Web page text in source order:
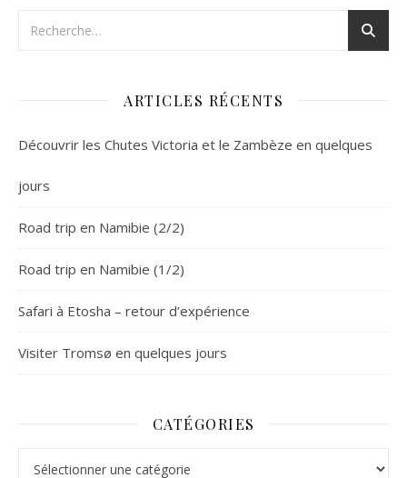
ARTICLES RÉCENTS
Découvrir les Chutes Victoria et le Zambèze en quelques
jours
Road trip en Namibie (2/2)
Road trip en Namibie (1/2)
Safari à Etosha – retour d’expérience
Visiter Tromsø en quelques jours
CATÉGORIES